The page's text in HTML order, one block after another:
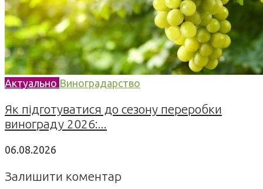
Актуально Виноградарство
Як підготуватися до сезону переробки
винограду 2026:...
06.08.2026
Залишити коментар